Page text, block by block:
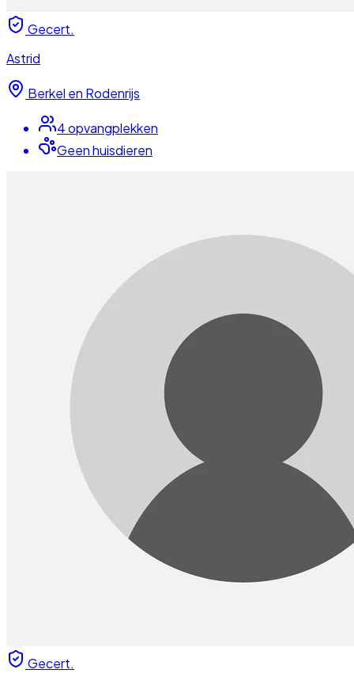
Gecert.
Astrid
Berkel en Rodenrijs
4opvangplekken
Geen huisdieren
Gecert.